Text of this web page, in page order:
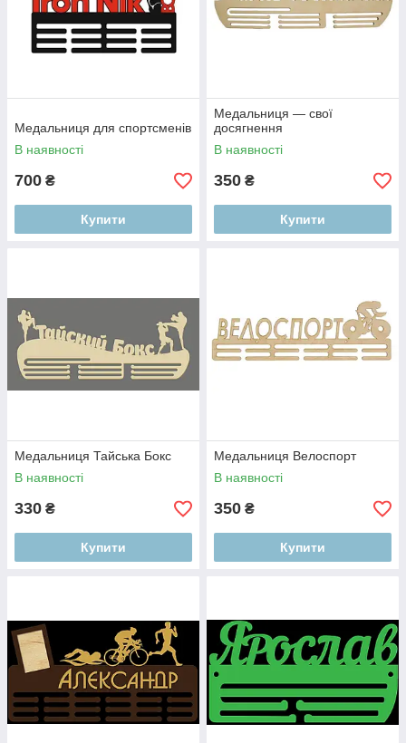
Медальниця для спортсменів
В наявності
700 ₴
Купити
Медальниця — свої
досягнення
В наявності
350 ₴
Купити
Медальниця Тайська Бокс
В наявності
330 ₴
Купити
Медальниця Велоспорт
В наявності
350 ₴
Купити